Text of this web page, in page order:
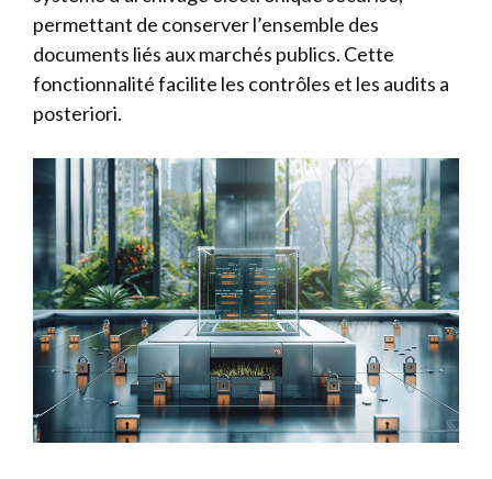
permettant de conserver l’ensemble des
documents liés aux marchés publics. Cette
fonctionnalité facilite les contrôles et les audits a
posteriori.